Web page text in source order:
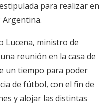
para realizar en
Argentina.
Lucena, ministro de
reunión en la casa de
un tiempo para poder
de fútbol, con el fin de
y alojar las distintas